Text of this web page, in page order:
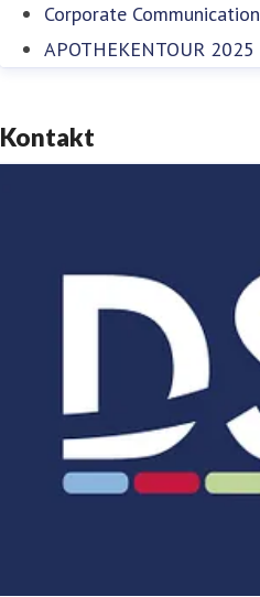
Corporate Communication
APOTHEKENTOUR 2025
Kontakt